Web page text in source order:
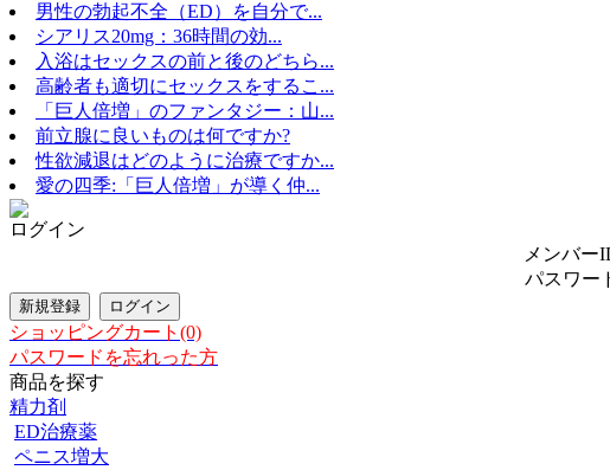
男性の勃起不全（ED）を自分で...
シアリス20mg：36時間の効...
入浴はセックスの前と後のどちら...
高齢者も適切にセックスをするこ...
「巨人倍増」のファンタジー：山...
前立腺に良いものは何ですか?
性欲減退はどのように治療ですか...
愛の四季:「巨人倍増」が導く仲...
ログイン
メンバー
パスワー
ショッピングカート(0)
パスワードを忘れった方
商品を探す
精力剤
ED治療薬
ペニス増大